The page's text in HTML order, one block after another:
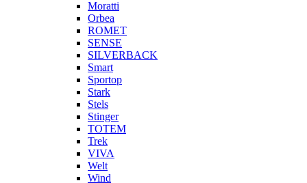
Moratti
Orbea
ROMET
SENSE
SILVERBACK
Smart
Sportop
Stark
Stels
Stinger
TOTEM
Trek
VIVA
Welt
Wind